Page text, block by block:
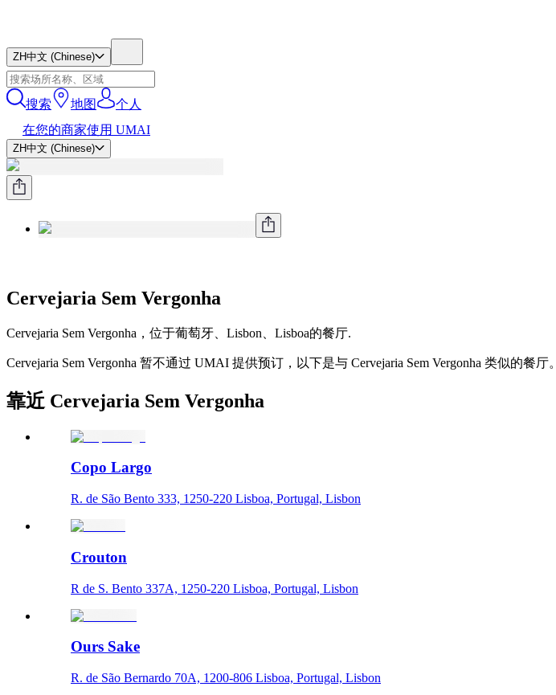
ZH中文 (Chinese)
搜索 地图
个人
在您的商家使用 UMAI
ZH中文 (Chinese)
Cervejaria Sem Vergonha
Cervejaria Sem Vergonha，位于葡萄牙、Lisbon、Lisboa的餐厅.
Cervejaria Sem Vergonha 暂不通过 UMAI 提供预订，以下是与 Cervejaria Sem Vergonha 类似的餐厅。
靠近 Cervejaria Sem Vergonha
Copo Largo
R. de São Bento 333, 1250-220 Lisboa, Portugal, Lisbon
Crouton
R de S. Bento 337A, 1250-220 Lisboa, Portugal, Lisbon
Ours Sake
R. de São Bernardo 70A, 1200-806 Lisboa, Portugal, Lisbon